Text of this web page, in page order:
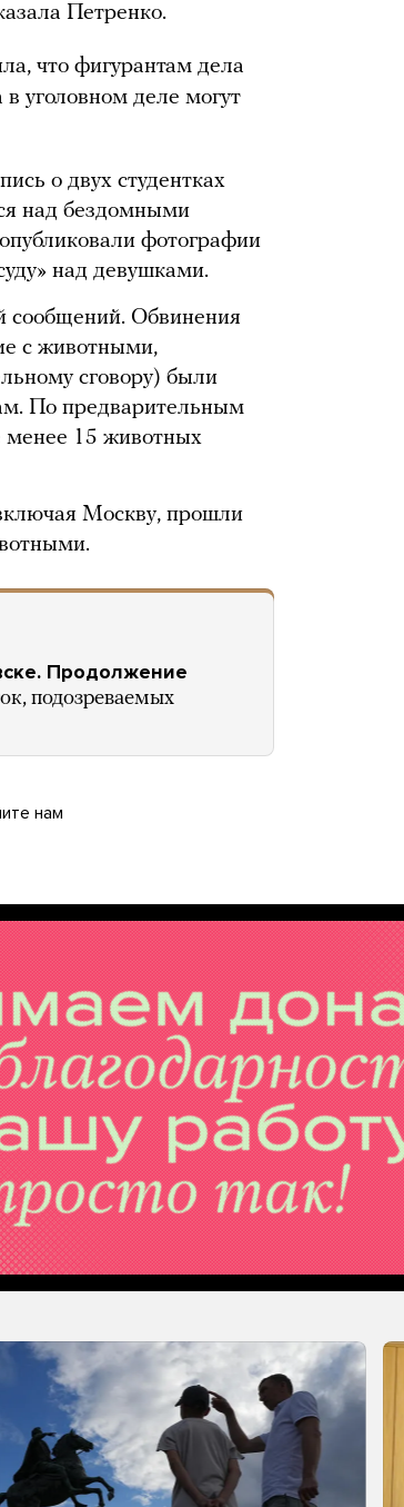
Петренко.
что фигурантам дела
уголовном деле могут
о двух студентках
над бездомными
фотографии
над девушками.
сообщений. Обвинения
с животными,
сговору) были
По предварительным
менее 15 животных
Москву, прошли
Продолжение
подозреваемых
нам